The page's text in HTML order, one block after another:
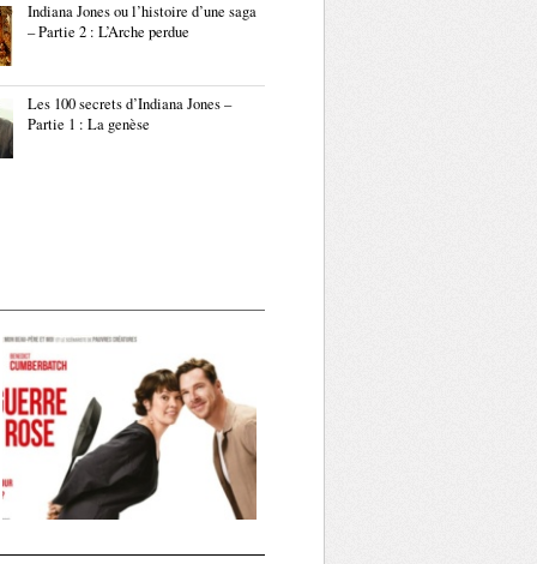
Indiana Jones ou l’histoire d’une saga
– Partie 2 : L’Arche perdue
Les 100 secrets d’Indiana Jones –
Partie 1 : La genèse